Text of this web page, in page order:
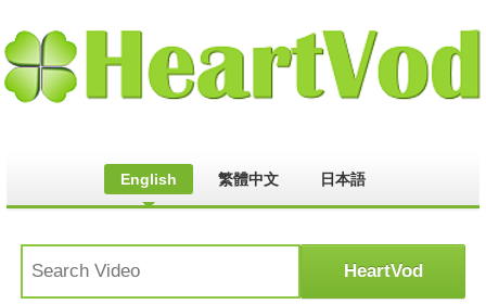
English 繁體中文 日本語